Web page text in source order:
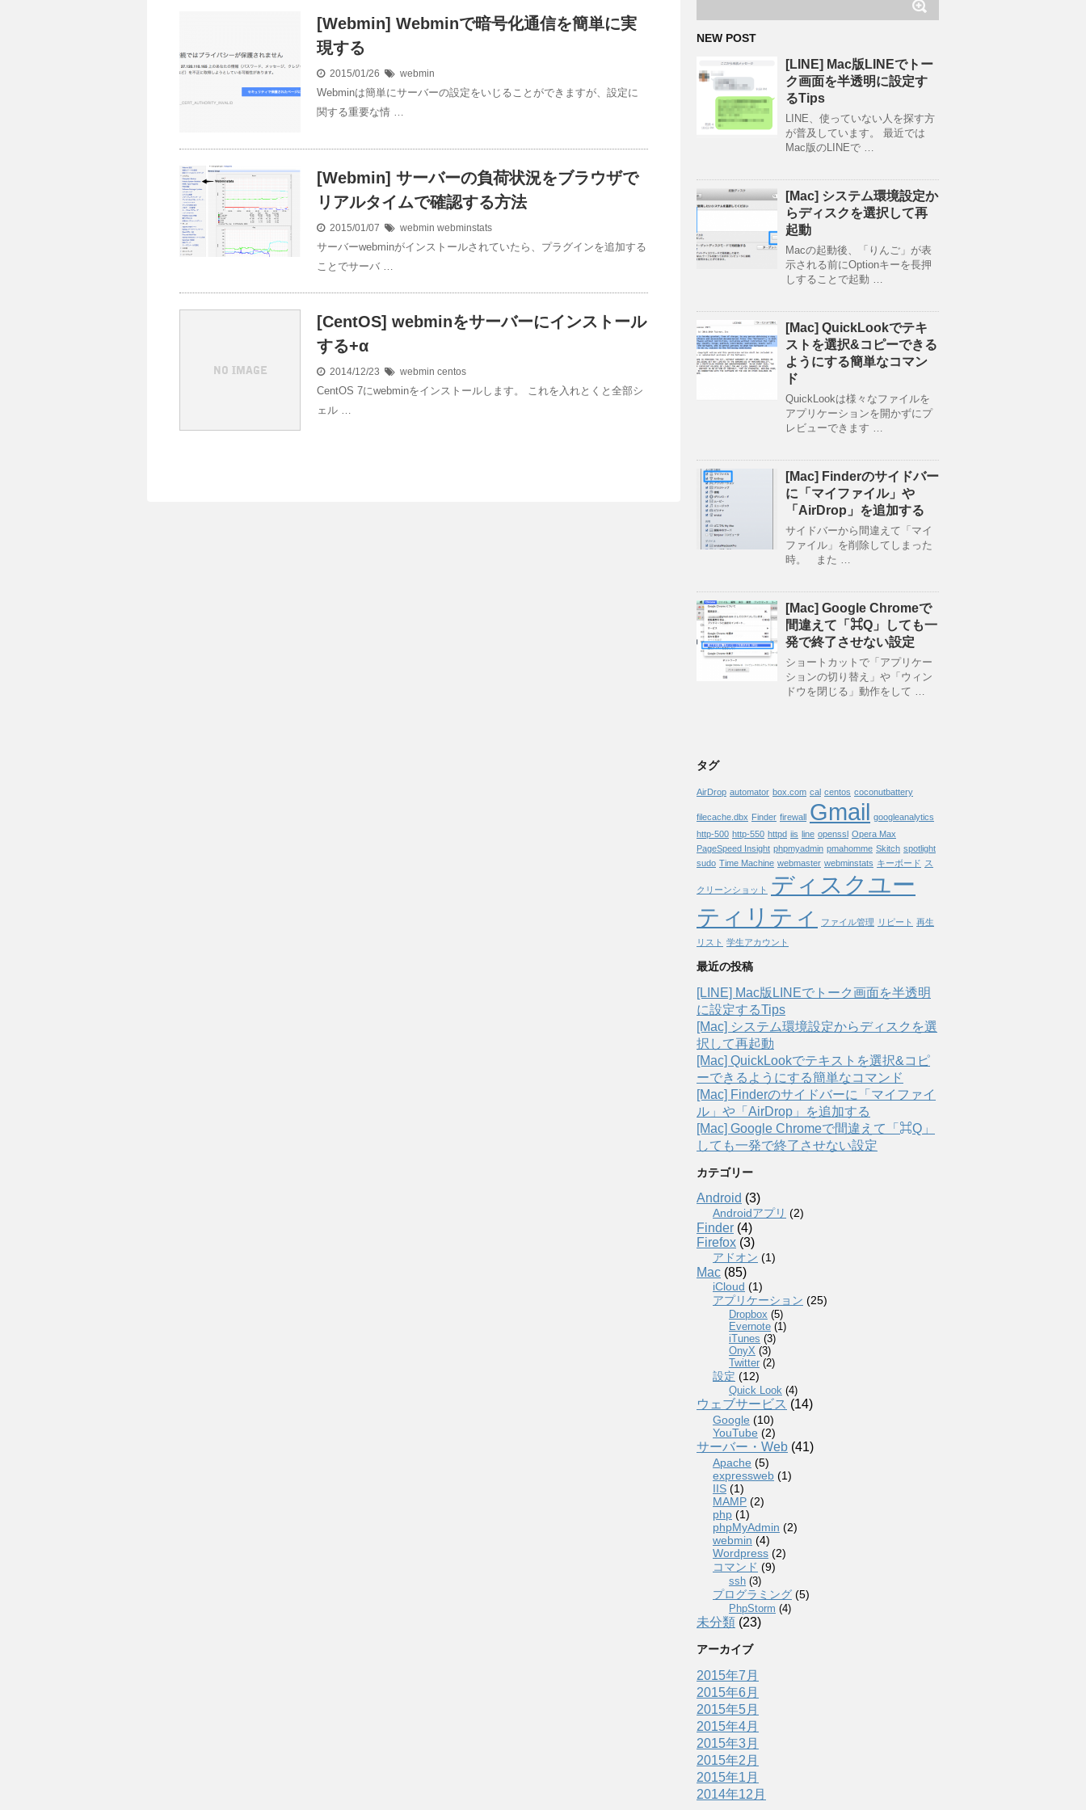
[Webmin] Webminで暗号化通信を簡単に実
現する
2015/01/26 webmin
Webminは簡単にサーバーの設定をいじることができますが、設定に
関する重要な情 …
[Webmin] サーバーの負荷状況をブラウザで
リアルタイムで確認する方法
2015/01/07 webmin webminstats
サーバーwebminがインストールされていたら、プラグインを追加する
ことでサーバ …
[CentOS] webminをサーバーにインストール
する+α
2014/12/23 webmin centos
CentOS 7にwebminをインストールします。 これを入れとくと全部シ
ェル …
NEW POST
[LINE] Mac版LINEでトー
ク画面を半透明に設定す
るTips
LINE、使っていない人を探す方
が普及しています。 最近では
Mac版のLINEで …
[Mac] システム環境設定か
らディスクを選択して再
起動
Macの起動後、「りんご」が表
示される前にOptionキーを長押
しすることで起動 …
[Mac] QuickLookでテキ
ストを選択&コピーできる
ようにする簡単なコマン
ド
QuickLookは様々なファイルを
アプリケーションを開かずにプ
レビューできます …
[Mac] Finderのサイドバー
に「マイファイル」や
「AirDrop」を追加する
サイドバーから間違えて「マイ
ファイル」を削除してしまった
時。 また …
[Mac] Google Chromeで
間違えて「⌘Q」しても一
発で終了させない設定
ショートカットで「アプリケー
ションの切り替え」や「ウィン
ドウを閉じる」動作をして …
タグ
AirDrop automator box.com cal centos coconutbattery
filecache.dbx Finder firewall Gmail googleanalytics
http-500 http-550 httpd iis line openssl Opera Max
PageSpeed Insight phpmyadmin pmahomme Skitch spotlight
sudo Time Machine webmaster webminstats キーボード ス
クリーンショット
ディスクユー
ティリティ
ファイル管理 リピート 再生
リスト 学生アカウント
最近の投稿
[LINE] Mac版LINEでトーク画面を半透明
に設定するTips
[Mac] システム環境設定からディスクを選
択して再起動
[Mac] QuickLookでテキストを選択&コピ
ーできるようにする簡単なコマンド
[Mac] Finderのサイドバーに「マイファイ
ル」や「AirDrop」を追加する
[Mac] Google Chromeで間違えて「⌘Q」
しても一発で終了させない設定
カテゴリー
Android (3)
Androidアプリ (2)
Finder (4)
Firefox (3)
アドオン (1)
Mac (85)
iCloud (1)
アプリケーション (25)
Dropbox (5)
Evernote (1)
iTunes (3)
OnyX (3)
Twitter (2)
設定 (12)
Quick Look (4)
ウェブサービス (14)
Google (10)
YouTube (2)
サーバー・Web (41)
Apache (5)
expressweb (1)
IIS (1)
MAMP (2)
php (1)
phpMyAdmin (2)
webmin (4)
Wordpress (2)
コマンド (9)
ssh (3)
プログラミング (5)
PhpStorm (4)
未分類 (23)
アーカイブ
2015年7月
2015年6月
2015年5月
2015年4月
2015年3月
2015年2月
2015年1月
2014年12月